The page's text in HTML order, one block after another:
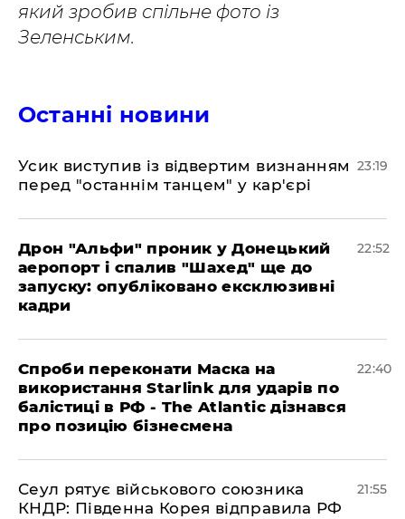
який зробив спільне фото із
Зеленським.
Останні новини
​Усик виступив із відвертим визнанням
перед "останнім танцем" у кар'єрі
23:19
​Дрон "Альфи" проник у Донецький
аеропорт і спалив "Шахед" ще до
запуску: опубліковано ексклюзивні
кадри
22:52
​Спроби переконати Маска на
використання Starlink для ударів по
балістиці в РФ - The Atlantic дізнався
про позицію бізнесмена
22:40
​Сеул рятує військового союзника
КНДР: Південна Корея відправила РФ
21:55